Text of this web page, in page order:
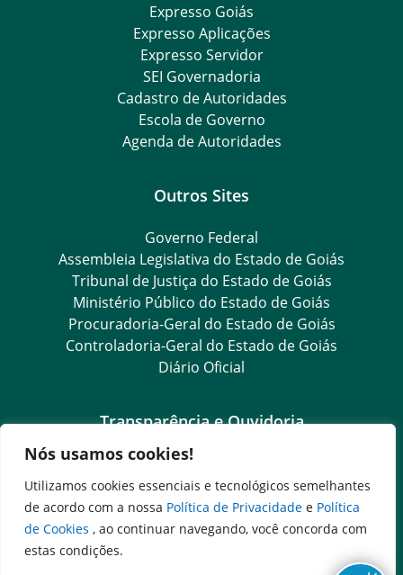
Nós usamos cookies!
Utilizamos cookies essenciais e tecnológicos semelhantes
de acordo com a nossa Política de Privacidade e Política
de Cookies , ao continuar navegando, você concorda com
estas condições.
Expresso Goiás
Expresso Aplicações
Expresso Servidor
SEI Governadoria
Cadastro de Autoridades
Escola de Governo
Agenda de Autoridades
Outros Sites
Governo Federal
Assembleia Legislativa do Estado de Goiás
Tribunal de Justiça do Estado de Goiás
Ministério Público do Estado de Goiás
Procuradoria-Geral do Estado de Goiás
Controladoria-Geral do Estado de Goiás
Diário Oficial
Transparência e Ouvidoria
LGPD
Goiás Transparência
Dados Abertos Goiás
SIC – Serviço de Informação ao Cidadão
e-SIC – Serviço Eletrônico de Informação ao Cidadão